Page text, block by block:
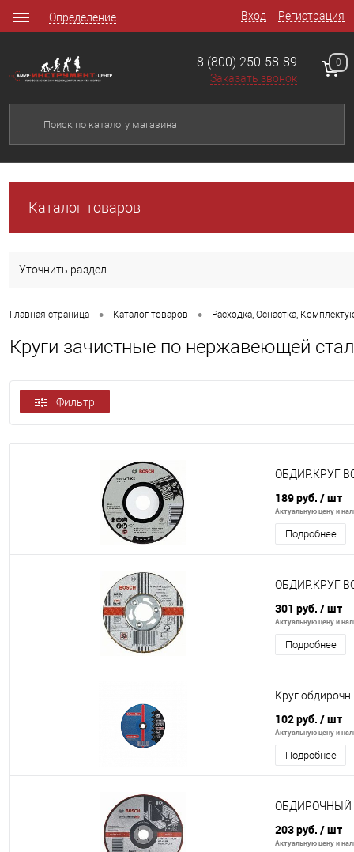
Вход Регистрация
Определение
8 (800) 250-58-89
Заказать звонок
0
Каталог товаров
Уточнить раздел
Главная страница • Каталог товаров • Расходка, Оснастка,
Круги зачистные по нержавеющей
Фильтр
ОБДИР.КРУГ
189 руб. / шт
Актуальную цену и
Подробнее
ОБДИР.КРУГ
301 руб. / шт
Актуальную цену и
Подробнее
Круг
102 руб. / шт
Актуальную цену и
Подробнее
ОБДИРОЧНЫЙ
203 руб. / шт
Актуальную цену и